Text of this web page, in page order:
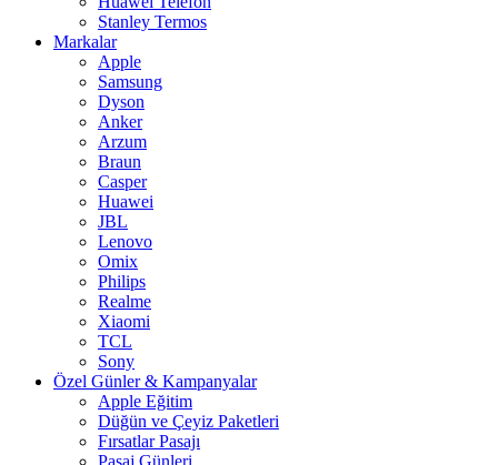
Stanley Termos
Markalar
Apple
Samsung
Dyson
Anker
Arzum
Braun
Casper
Huawei
JBL
Lenovo
Omix
Philips
Realme
Xiaomi
TCL
Sony
Özel Günler & Kampanyalar
Apple Eğitim
Düğün ve Çeyiz Paketleri
Fırsatlar Pasajı
Pasaj Günleri